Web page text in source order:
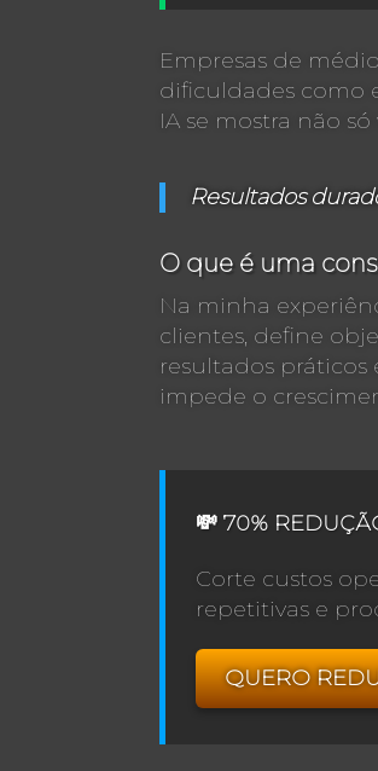
Empresas de
dificuldades como
IA se mostra não só
Resultados
O que é uma
Na minha
clientes, define
resultados
impede o
💸 70%
Corte custos
repetitivas e
QUERO